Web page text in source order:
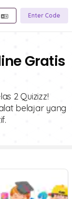
Enter Code
Gratis
2 Quizizz!
belajar yang